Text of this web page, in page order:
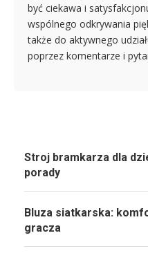
być ciekawa i
wspólnego odkrywania
także do aktywnego
poprzez komentarze i
Stroj bramkarza dla
porady
Bluza siatkarska:
gracza